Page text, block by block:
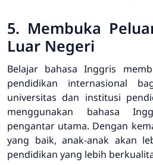
5. Membuka
Luar Negeri
Belajar bahasa Inggris
pendidikan internasional
universitas dan institusi
menggunakan bahasa
pengantar utama. Dengan
yang baik, anak-anak akan
pendidikan yang lebih